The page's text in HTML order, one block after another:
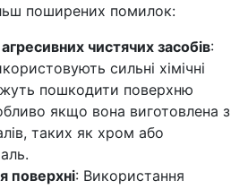
поширених помилок:
чистячих засобів:
сильні хімічні
пошкодити поверхню
якщо вона виготовлена з
таких як хром або
поверхні: Використання